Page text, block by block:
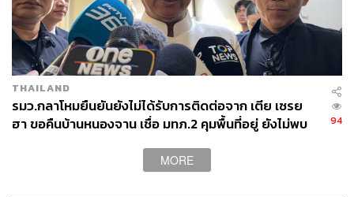
THAILAND
รมว.กลาโหมยืนยันยังไม่ได้รับการติดต่อจาก เตีย เซรย
ฮา ขอคืนบ้านหนองจาน เชื่อ มทภ.2 คุมพื้นที่อยู่ ยังไม่พบ
94
MORE